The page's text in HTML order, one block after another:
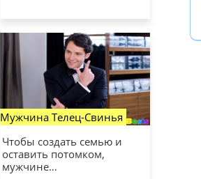
Мужчина Телец-Свинья
Чтобы создать семью и
оставить потомком,
мужчине…